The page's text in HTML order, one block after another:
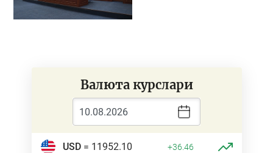
Валюта курслари
USD= 11952.10 +36.46